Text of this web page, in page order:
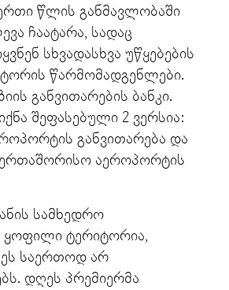
წლის განმავლობაში
ჩაატარა, სადაც
სხვადასხვა უწყებების
წარმომადგენლები.
განვითარების ბანკი.
შეფასებული 2 ვერსია:
განვითარება და
აეროპორტის
სამხედრო
ტერიტორია,
საერთოდ არ
დღეს პრემიერმა